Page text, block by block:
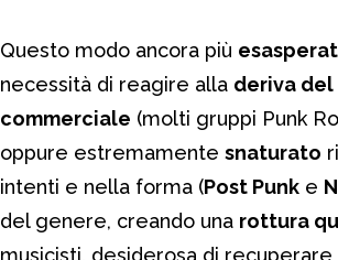
Questo modo ancora più
necessità di reagire alla deriva del
commerciale (molti gruppi Punk
oppure estremamente snaturato
intenti e nella forma (Post Punk e
del genere, creando una rottura
musicisti, desiderosa di